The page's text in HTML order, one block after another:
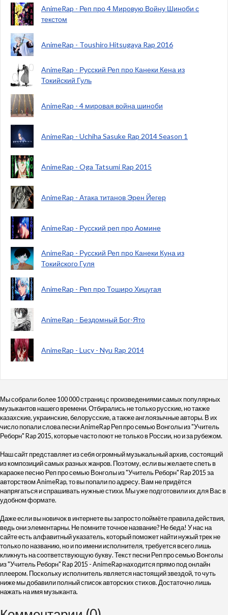
AnimeRap - Реп про 4 Мировую Войну Шиноби с
текстом
AnimeRap - Toushiro Hitsugaya Rap 2016
AnimeRap - Русский Реп про Канеки Кена из
Токийский Гуль
AnimeRap - 4 мировая война шиноби
AnimeRap - Uchiha Sasuke Rap 2014 Season 1
AnimeRap - Oga Tatsumi Rap 2015
AnimeRap - Атака титанов Эрен Йегер
AnimeRap - Русский реп про Аомине
AnimeRap - Русский Реп про Канеки Куна из
Токийского Гуля
AnimeRap - Реп про Тоширо Хицугая
AnimeRap - Бездомный Бог-Ято
AnimeRap - Lucy - Nyu Rap 2014
Мы собрали более 100 000 страниц с произведениями самых популярных
музыкантов нашего времени. Отбирались не только русские, но также
казахские, украинские, белорусские, а также англоязычные авторы. В их
число попали слова песни AnimeRap Реп про семью Вонголы из "Учитель
Реборн" Rap 2015, которые часто поют не только в России, но и за рубежом.
Наш сайт представляет из себя огромный музыкальный архив, состоящий
из композиций самых разных жанров. Поэтому, если вы желаете спеть в
караоке песню Реп про семью Вонголы из "Учитель Реборн" Rap 2015 за
авторством AnimeRap, то вы попали по адресу. Вам не придётся
напрягаться и спрашивать нужные стихи. Мы уже подготовили их для Вас в
удобном формате.
Даже если вы новичок в интернете вы запросто поймёте правила действия,
ведь они элементарны. Не помните точное название? Не беда! У нас на
сайте есть алфавитный указатель, который поможет найти нужый трек не
только по названию, но и по имени исполнителя, требуется всего лишь
кликнуть на соответствующую букву. Текст песни Реп про семью Вонголы
из "Учитель Реборн" Rap 2015 - AnimeRap находится прямо под онлайн
плеером. Поскольку исполнитель является настоящий звездой, то чуть
ниже мы добавили полный список авторских стихов. Достаточно лишь
нажать на имя музыканта.